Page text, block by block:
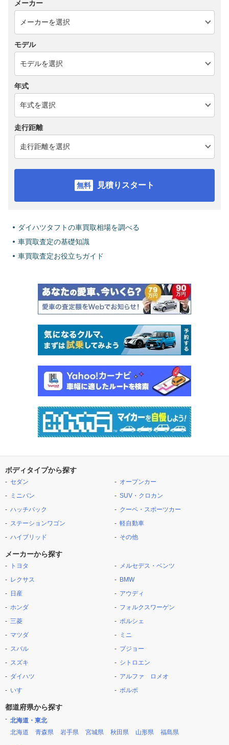
メーカー
モデル
年式
走行距離
見積りスタート
ダイハツタフトの車買取相場を調べる
車買取査定の基礎知識
車買取査定お役立ちガイド
ボディタイプから探す
セダン
ミニバン
ハッチバック
ステーションワゴン
ハイブリッド
オープンカー
SUV・クロカン
クーペ・スポーツカー
軽自動車
その他
メーカーから探す
トヨタ
レクサス
日産
ホンダ
三菱
マツダ
スバル
スズキ
ダイハツ
いすゞ
メルセデス・ベンツ
BMW
アウディ
フォルクスワーゲン
ポルシェ
ミニ
プジョー
シトロエン
アルファ ロメオ
ボルボ
都道府県から探す
北海道・東北
北海道
青森県 岩手県 宮城県 秋田県 山形県 福島県